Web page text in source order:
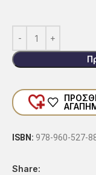
ISBN: 978-960-527-
Share: